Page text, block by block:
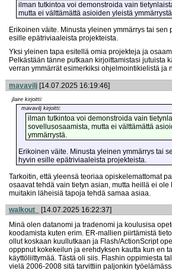
ilman tutkintoa voi demonstroida vain
mutta ei välttämättä asioiden yleistä
Erikoinen väite. Minusta yleinen ymmärrys tai sen
esille epätriviaaleista projekteista.
Yksi yleinen tapa esitellä omia projekteja ja
Pelkästään tänne putkaan kirjoittamistasi jutuista
verran ymmärrät esimerkiksi ohjelmointikielistä ja
mavavilj [14.07.2025 16:19:46]
jlaire kirjoitti:
mavavilj kirjoitti:
ilman tutkintoa voi demonstroida vain
sovellusosaamista, mutta ei välttämättä
ymmärrystä.
Erikoinen väite. Minusta yleinen ymmärrys tai
hyvin esille epätriviaaleista projekteista.
Tarkoitin, että yleensä teoriaa opiskelemattomat
osaavat tehdä vain tietyn asian, mutta heillä ei ole
muitakin läheisiä tapoja tehdä samaa asiaa.
walkout_ [14.07.2025 16:22:37]
Minä olen datanomi ja tradenomi ja koulusisa
koodamista kuten erim. ER-mallien piirtämistä
ollut koskaan kuullutkaan ja Flash/ActionScript
opppnut kokekeilun ja erehdyksen kautta kun en
käyttöliittymää. Tästä oli siis. Flashin oppimiesta
vielä 2006-2008 sitä tarvittiin paljonkin